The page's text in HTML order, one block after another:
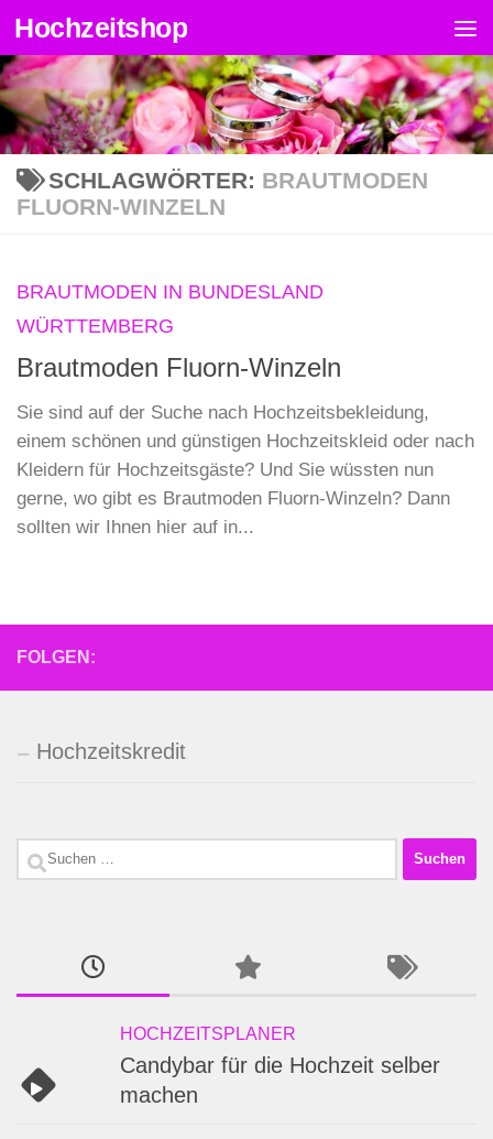
Zum Inhalt springen
Hochzeitshop
SCHLAGWÖRTER: BRAUTMODEN
FLUORN-WINZELN
BRAUTMODEN IN BUNDESLAND
WÜRTTEMBERG
Brautmoden Fluorn-Winzeln
Sie sind auf der Suche nach Hochzeitsbekleidung,
einem schönen und günstigen Hochzeitskleid oder nach
Kleidern für Hochzeitsgäste? Und Sie wüssten nun
gerne, wo gibt es Brautmoden Fluorn-Winzeln? Dann
sollten wir Ihnen hier auf in...
FOLGEN:
Hochzeitskredit
Suchen
HOCHZEITSPLANER
Candybar für die Hochzeit selber
machen